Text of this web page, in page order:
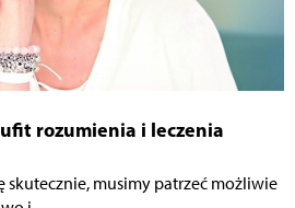
rozumienia i leczenia
skutecznie, musimy patrzeć możliwie